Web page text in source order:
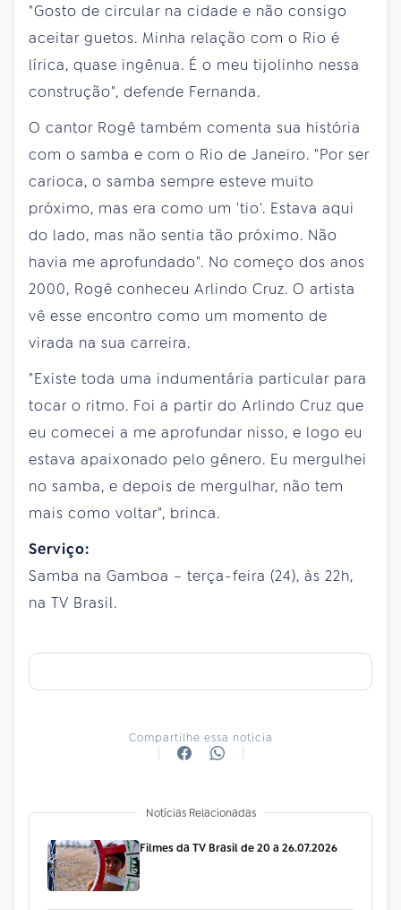
"Gosto de circular na cidade e não consigo
aceitar guetos. Minha relação com o Rio é
lírica, quase ingênua. É o meu tijolinho nessa
construção", defende Fernanda.
O cantor Rogê também comenta sua história
com o samba e com o Rio de Janeiro. "Por ser
carioca, o samba sempre esteve muito
próximo, mas era como um 'tio'. Estava aqui
do lado, mas não sentia tão próximo. Não
havia me aprofundado". No começo dos anos
2000, Rogê conheceu Arlindo Cruz. O artista
vê esse encontro como um momento de
virada na sua carreira.
"Existe toda uma indumentária particular para
tocar o ritmo. Foi a partir do Arlindo Cruz que
eu comecei a me aprofundar nisso, e logo eu
estava apaixonado pelo gênero. Eu mergulhei
no samba, e depois de mergulhar, não tem
mais como voltar", brinca.
Serviço:
Samba na Gamboa – terça-feira (24), às 22h,
na TV Brasil.
Compartilhe essa notícia
Notícias Relacionadas
Filmes da TV Brasil de 20 a 26.07.2026